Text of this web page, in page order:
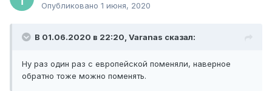
Опубликовано 1 июня, 2020
В 01.06.2020 в 22:20, Varanas сказал:
Ну раз один раз с европейской поменяли, наверное
обратно тоже можно поменять.